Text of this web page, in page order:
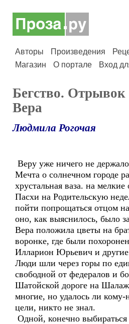
Авторы Произведения
Магазин
О портале Вход
Бегство. Отрывок
Вера
Людмила Рогочая
Веру уже ничего не
Мечта о солнечном городе
хрустальная ваза. на
Пасхи на Родительскую
пойти попрощаться отцом
оно, как выяснилось, было
Вера положила цветы на
воронке, где были
Илларион Юрьевич и
Люди шли через горы по
свободной от федералов и
Шатойской дороге на
многие, но удалось ли кому-
цели, никто не знал.
Одной, конечно